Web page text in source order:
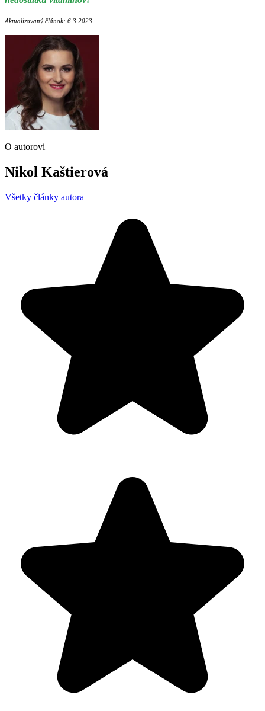
Aktualizovaný článok: 6.3.2023
O autorovi
Nikol Kaštierová
Všetky články autora